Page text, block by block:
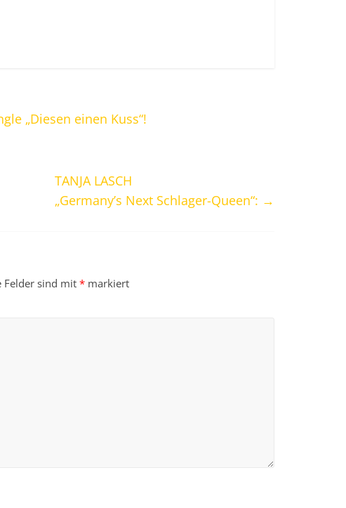
„Diesen einen Kuss“!
TANJA LASCH
„Germany’s Next Schlager-Queen“: →
Felder sind mit * markiert